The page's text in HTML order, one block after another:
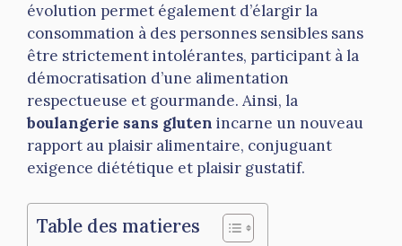
évolution permet également d’élargir la
consommation à des personnes sensibles sans
être strictement intolérantes, participant à la
démocratisation d’une alimentation
respectueuse et gourmande. Ainsi, la
boulangerie sans gluten incarne un nouveau
rapport au plaisir alimentaire, conjuguant
exigence diététique et plaisir gustatif.
Table des matieres